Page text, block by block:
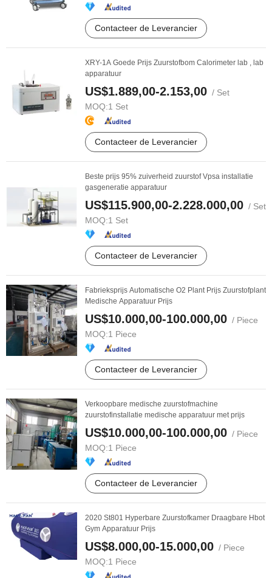
Contacteer de Leverancier
XRY-1A Goede Prijs Zuurstofbom Calorimeter lab , lab
apparatuur
US$1.889,00-2.153,00 / Set
MOQ:1 Set
Contacteer de Leverancier
Beste prijs 95% zuiverheid zuurstof Vpsa installatie
gasgeneratie apparatuur
US$115.900,00-2.228.000,00 / Set
MOQ:1 Set
Contacteer de Leverancier
Fabrieksprijs Automatische O2 Plant Prijs Zuurstofplant
Medische Apparatuur Prijs
US$10.000,00-100.000,00 / Piece
MOQ:1 Piece
Contacteer de Leverancier
Verkoopbare medische zuurstofmachine
zuurstofinstallatie medische apparatuur met prijs
US$10.000,00-100.000,00 / Piece
MOQ:1 Piece
Contacteer de Leverancier
2020 St801 Hyperbare Zuurstofkamer Draagbare Hbot
Gym Apparatuur Prijs
US$8.000,00-15.000,00 / Piece
MOQ:1 Piece